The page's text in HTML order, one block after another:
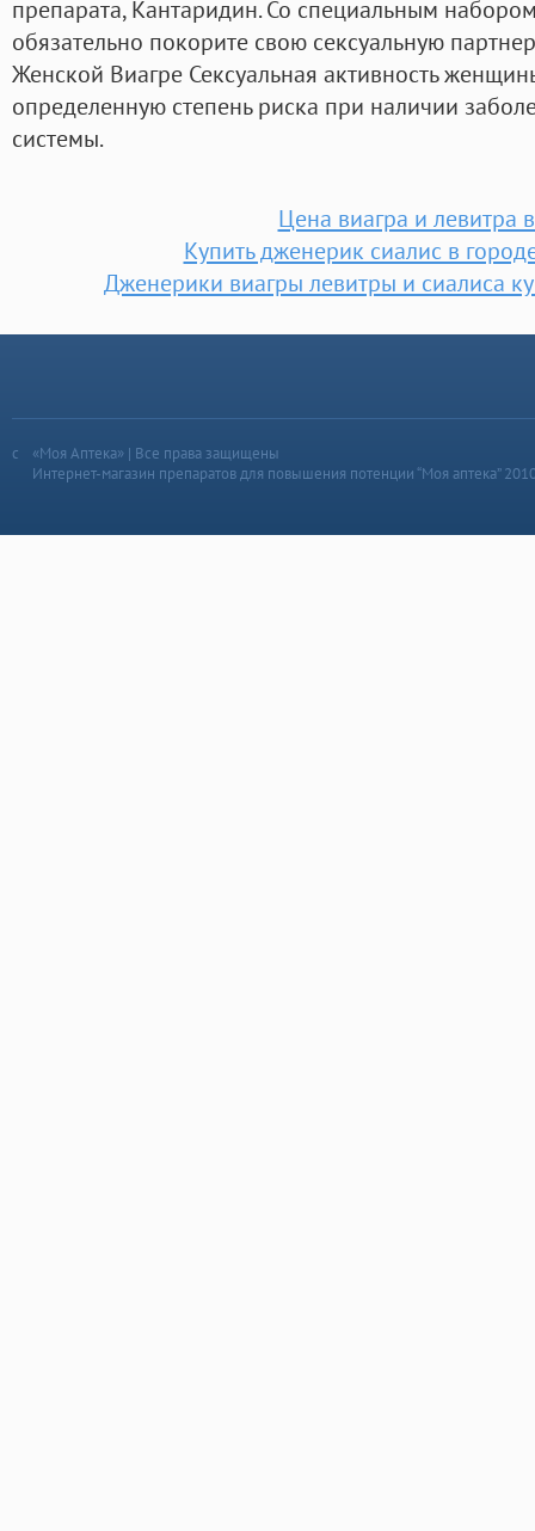
препарата, Кантаридин. Со специальным
обязательно покорите свою сексуальную
Женской Виагре Сексуальная активность
определенную степень риска при наличии
системы.
Цена виагра и левитра
Купить дженерик сиалис в
Дженерики виагры левитры и сиалиса
«Моя Аптека» | Все права защищены
Интернет-магазин препаратов для повышения потенции “Моя аптека”